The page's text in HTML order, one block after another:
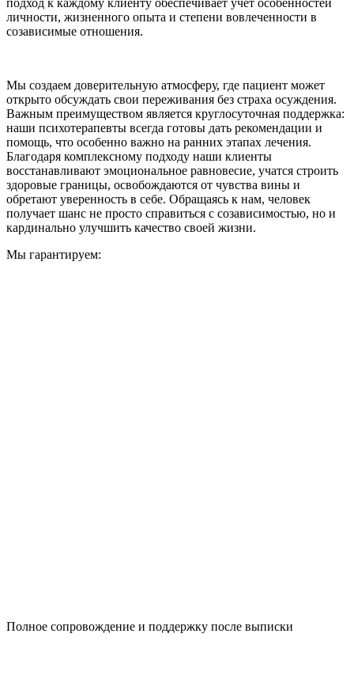
личности, жизненного опыта и степени вовлеченности в
созависимые отношения.
Мы создаем доверительную атмосферу, где пациент может
открыто обсуждать свои переживания без страха осуждения.
Важным преимуществом является круглосуточная поддержка:
наши психотерапевты всегда готовы дать рекомендации и
помощь, что особенно важно на ранних этапах лечения.
Благодаря комплексному подходу наши клиенты
восстанавливают эмоциональное равновесие, учатся строить
здоровые границы, освобождаются от чувства вины и
обретают уверенность в себе. Обращаясь к нам, человек
получает шанс не просто справиться с созависимостью, но и
кардинально улучшить качество своей жизни.
Мы гарантируем:
Полное сопровождение и поддержку после выписки